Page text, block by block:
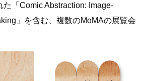
た「Comic Abstraction: Image-
」を含む、複数のMoMAの展覧会